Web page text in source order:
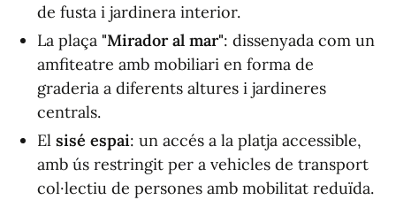
de fusta i jardinera interior.
La plaça "Mirador al mar": dissenyada com un
amfiteatre amb mobiliari en forma de
graderia a diferents altures i jardineres
centrals.
El sisé espai: un accés a la platja accessible,
amb ús restringit per a vehicles de transport
col·lectiu de persones amb mobilitat reduïda.